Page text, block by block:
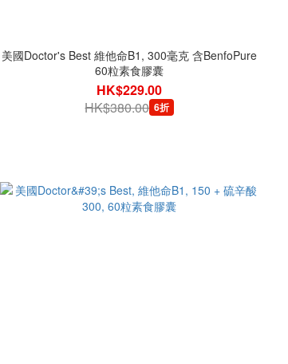
美國Doctor's Best 維他命B1, 300毫克 含BenfoPure
60粒素食膠囊
HK$229.00
HK$380.00 6折